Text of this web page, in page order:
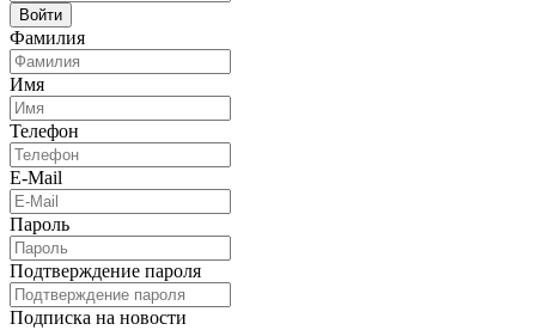
Войти
Фамилия
Имя
Телефон
E-Mail
Пароль
Подтверждение пароля
Подписка на новости